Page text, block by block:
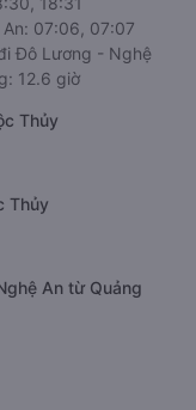
07:06, 07:07
Đô Lương - Nghệ
12.6 giờ
Thủy
Thủy
An từ Quảng